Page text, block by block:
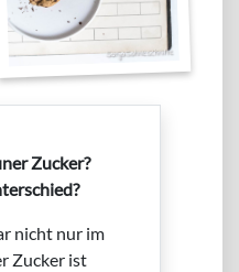
Zucker?
nicht nur im
Zucker ist